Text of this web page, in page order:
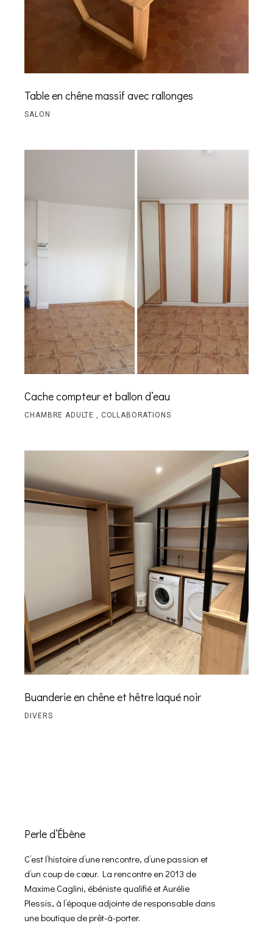
Table en chêne massif avec rallonges
SALON
Cache compteur et ballon d’eau
CHAMBRE ADULTE COLLABORATIONS
Buanderie en chêne et hêtre laqué noir
DIVERS
Perle d’Ébène
C’est l’histoire d’une rencontre, d’une passion et
d’un coup de cœur. La rencontre en 2013 de
Maxime Caglini, ébéniste qualifié et Aurélie
Plessis, à l’époque adjointe de responsable dans
une boutique de prêt-à-porter.